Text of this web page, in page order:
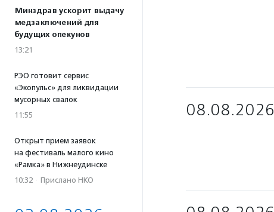
Минздрав ускорит выдачу
медзаключений для
будущих опекунов
13:21
РЭО готовит сервис
«Экопульс» для ликвидации
мусорных свалок
11:55
Открыт прием заявок
на фестиваль малого кино
«Рамка» в Нижнеудинске
10:32 · Прислано НКО
08.08.2026